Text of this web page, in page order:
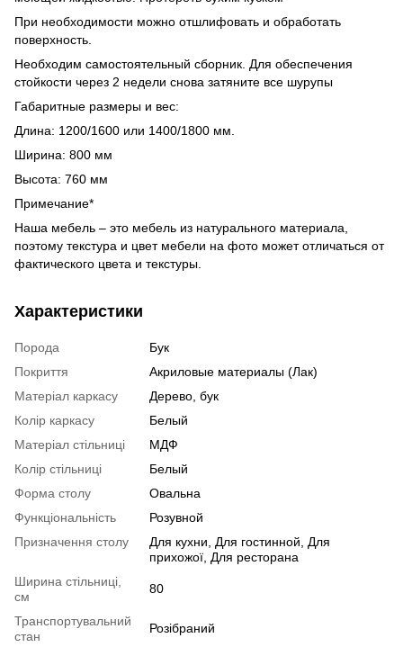
При необходимости можно отшлифовать и обработать
поверхность.
Необходим самостоятельный сборник. Для обеспечения
стойкости через 2 недели снова затяните все шурупы
Габаритные размеры и вес:
Длина: 1200/1600 или 1400/1800 мм.
Ширина: 800 мм
Высота: 760 мм
Примечание*
Наша мебель – это мебель из натурального материала,
поэтому текстура и цвет мебели на фото может отличаться от
фактического цвета и текстуры.
Характеристики
Порода
Бук
Покриття
Акриловые материалы (Лак)
Матеріал каркасу
Дерево, бук
Колір каркасу
Белый
Матеріал стільниці
МДФ
Колір стільниці
Белый
Форма столу
Овальна
Функціональність
Розувной
Призначення столу
Для кухни, Для гостинной, Для
прихожої, Для ресторана
Ширина стільниці,
см
80
Транспортувальний
стан
Розібраний